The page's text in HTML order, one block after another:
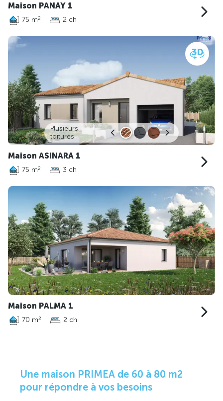
Maison PANAY 1
75 m2 2 ch
Maison ASINARA 1
75 m2 3 ch
Plusieurs
toitures
Maison PALMA 1
70 m2 2 ch
Une maison PRIMEA de 60 à 80 m2
pour répondre à vos besoins